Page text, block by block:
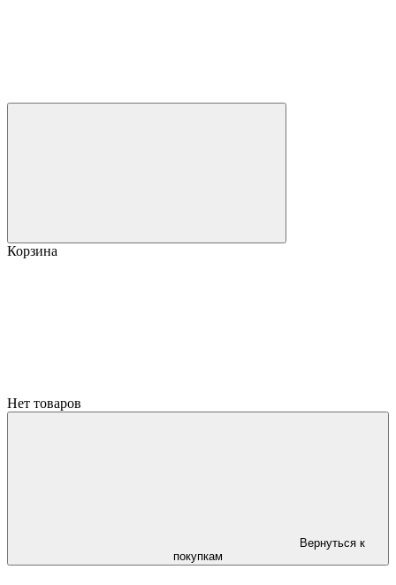
Корзина
Нет товаров
Вернуться к
покупкам